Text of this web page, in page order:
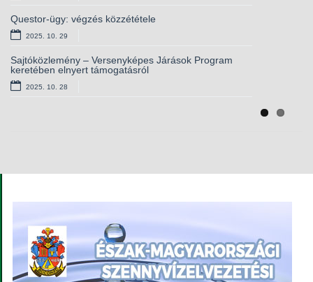
Questor-ügy: végzés közzététele
2025. 10. 29
Sajtóközlemény – Versenyképes Járások Program
keretében elnyert támogatásról
2025. 10. 28
Európai lakossági egészségfelmérés – csatlakozzon
Ön is!
2025. 09. 11
Álláshirdetés – magasabb vezető